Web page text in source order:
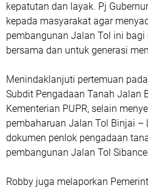
kepatutan dan layak. Pj
kepada masyarakat agar
pembangunan Jalan Tol ini
bersama dan untuk generasi
Menindaklanjuti pertemuan
Subdit Pengadaan Tanah Jalan
Kementerian PUPR, selain
pembaharuan Jalan Tol Binjai –
dokumen penlok pengadaan
pembangunan Jalan Tol
Robby juga melaporkan